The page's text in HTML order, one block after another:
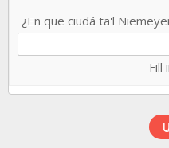
¿En que ciudá ta'l
Fill